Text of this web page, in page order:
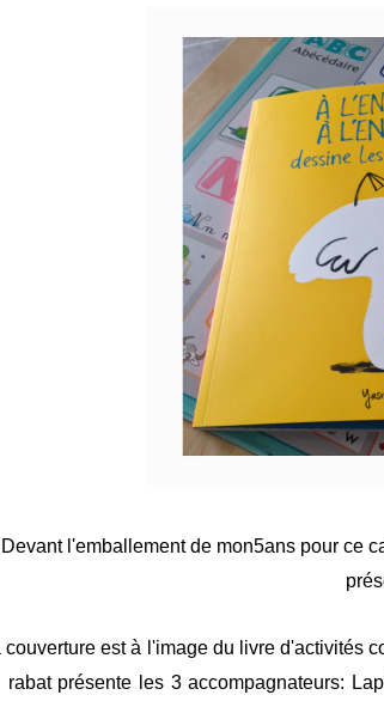
Devant l'emballement de mon5ans pour ce
couverture est à l'image du livre d'activités
rabat présente les 3 accompagnateurs: